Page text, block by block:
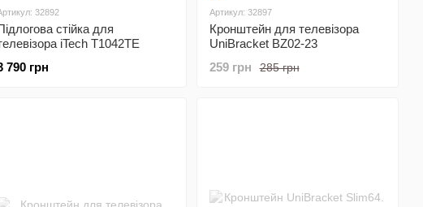
32892
стійка для
iTech T1042TE
790 грн
Артикул: 32897
Кронштейн для телевізора
UniBracket BZ02-23
285 грн
259 грн